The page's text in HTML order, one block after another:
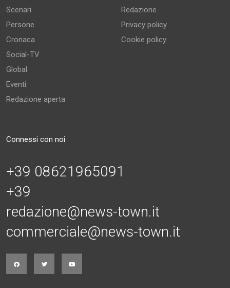
Scenari
Persone
Cronaca
Social-TV
Global
Eventi
Redazione aperta
Redazione
Privacy policy
Cookie policy
Connessi con noi
+39 08621965091
+39
redazione@news-town.it
commerciale@news-town.it